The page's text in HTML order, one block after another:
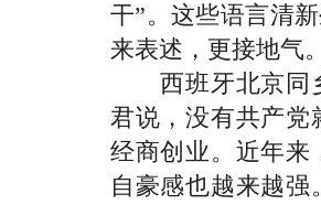
干”。这些语言清
来表述，更接地气。
西班牙北京同乡
君说，没有共产党
经商创业。近年来
自豪感也越来越